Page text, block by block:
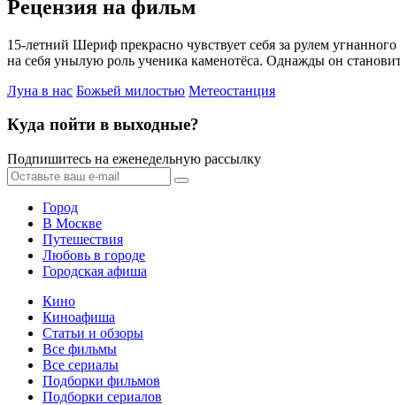
Рецензия на фильм
15-летний Шериф прекрасно чувствует себя за рулем
на себя унылую роль ученика каменотёса. Однажды он
Луна в нас Божьей милостью Метеостанция
Куда пойти в выходные?
Подпишитесь на еженедельную рассылку
Город
В Москве
Путешествия
Любовь в городе
Городская афиша
Кино
Киноафиша
Статьи и обзоры
Все фильмы
Все сериалы
Подборки фильмов
Подборки сериалов